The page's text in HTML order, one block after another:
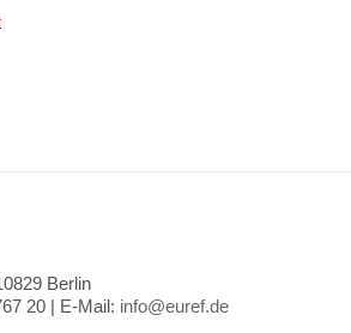
Berlin
20 | E-Mail: info@euref.de